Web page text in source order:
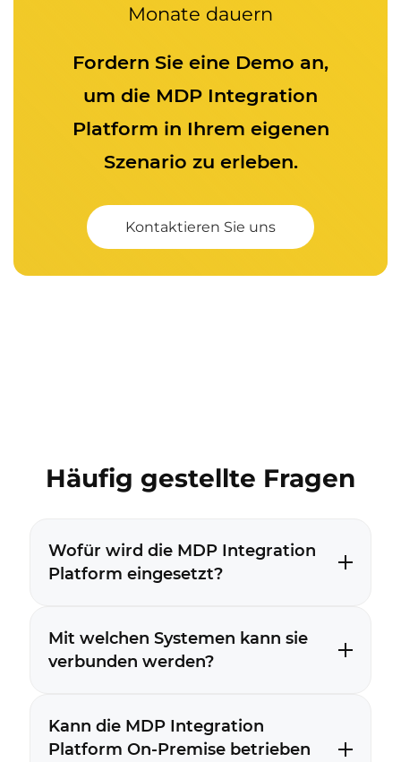
Monate dauern
Fordern Sie eine Demo an,
um die MDP Integration
Platform in Ihrem eigenen
Szenario zu erleben.
Kontaktieren Sie uns
Häufig gestellte Fragen
Wofür wird die MDP Integration
Platform eingesetzt?
Mit welchen Systemen kann sie
verbunden werden?
Kann die MDP Integration
Platform On-Premise betrieben